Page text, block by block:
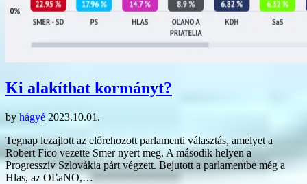
Ki alakíthat kormányt?
by hágyé 2023.10.01.
Tegnap lezajlott az előrehozott parlamenti választás, amelyet a
Robert Fico vezette Smer nyert meg. A második helyen a
Progresszív Szlovákia párt végzett. Bejutott a parlamentbe még a
Hlas, az OĽaNO,…